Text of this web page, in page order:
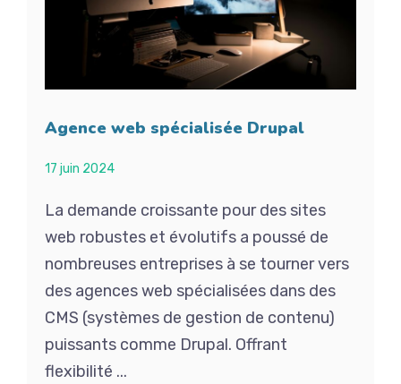
Agence web spécialisée Drupal
17 juin 2024
La demande croissante pour des sites
web robustes et évolutifs a poussé de
nombreuses entreprises à se tourner vers
des agences web spécialisées dans des
CMS (systèmes de gestion de contenu)
puissants comme Drupal. Offrant
flexibilité ...